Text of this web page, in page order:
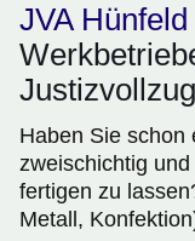
JVA Hünfeld
Haben Sie schon
zweischichtig
fertigen zu
Metall,